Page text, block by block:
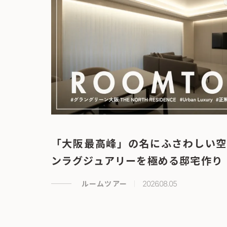
「大阪最高峰」の名にふさわしい
ンラグジュアリーを極める邸宅作り
ルームツアー 2026.08.05